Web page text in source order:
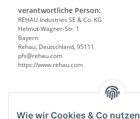
Wie wir Cookies & Co nutzen
verantwortliche Person:
REHAU Industries SE & Co. KG
Helmut-Wagner-Str. 1
Bayern
Rehau, Deutschland, 95111
pfs@rehau.com
https://www.rehau.com